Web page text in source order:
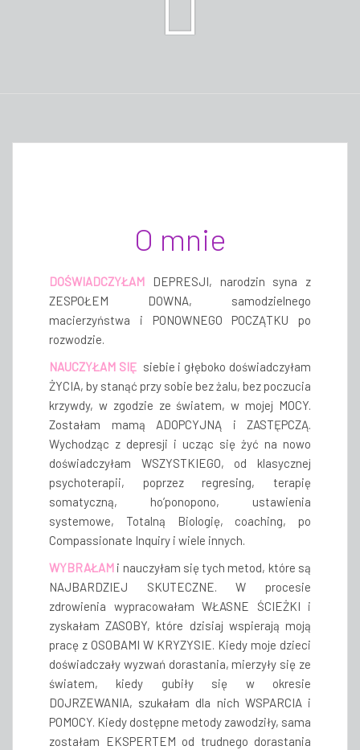
O mnie
DOŚWIADCZYŁAM DEPRESJI, narodzin syna z
ZESPOŁEM DOWNA, samodzielnego
macierzyństwa i PONOWNEGO POCZĄTKU po
rozwodzie.
NAUCZYŁAM SIĘsiebie i głęboko doświadczyłam
ŻYCIA, by stanąć przy sobie bez żalu, bez poczucia
krzywdy, w zgodzie ze światem, w mojej MOCY.
Zostałam mamą ADOPCYJNĄ i ZASTĘPCZĄ.
Wychodząc z depresji i ucząc się żyć na nowo
doświadczyłam WSZYSTKIEGO, od klasycznej
psychoterapii, poprzez regresing, terapię
somatyczną, ho’ponopono, ustawienia
systemowe, Totalną Biologię, coaching, po
Compassionate Inquiry i wiele innych.
WYBRAŁAM i nauczyłam się tych metod, które są
NAJBARDZIEJ SKUTECZNE. W procesie
zdrowienia wypracowałam WŁASNE ŚCIEŻKI i
zyskałam ZASOBY, które dzisiaj wspierają moją
pracę z OSOBAMI W KRYZYSIE. Kiedy moje dzieci
doświadczały wyzwań dorastania, mierzyły się ze
światem, kiedy gubiły się w okresie
DOJRZEWANIA, szukałam dla nich WSPARCIA i
POMOCY. Kiedy dostępne metody zawodziły, sama
zostałam EKSPERTEM od trudnego dorastania